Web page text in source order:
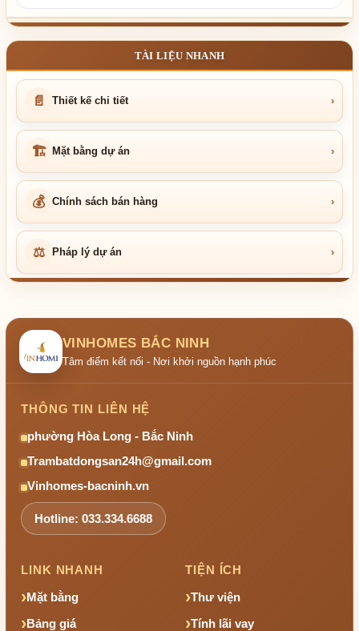
TÀI LIỆU NHANH
📄 Thiết kế chi tiết ›
🏗 Mặt bằng dự án ›
💰 Chính sách bán hàng ›
⚖ Pháp lý dự án ›
VINHOMES BẮC NINH
Tâm điểm kết nối - Nơi khởi nguồn hạnh phúc
THÔNG TIN LIÊN HỆ
phường Hòa Long - Bắc Ninh
Trambatdongsan24h@gmail.com
Vinhomes-bacninh.vn
Hotline: 033.334.6688
LINK NHANH
Mặt bằng
Bảng giá
TIỆN ÍCH
Thư viện
Tính lãi vay